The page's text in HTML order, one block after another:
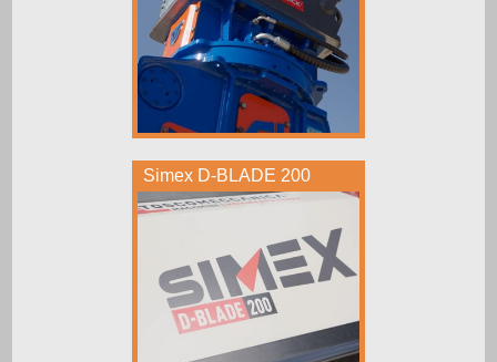
Simex D-BLADE 200